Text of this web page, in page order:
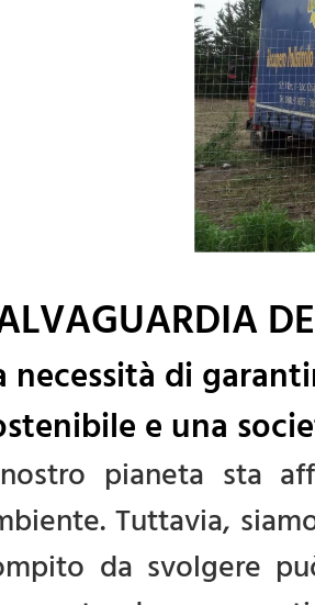
necessità di
e una
pianeta sta
Tuttavia,
da svolgere